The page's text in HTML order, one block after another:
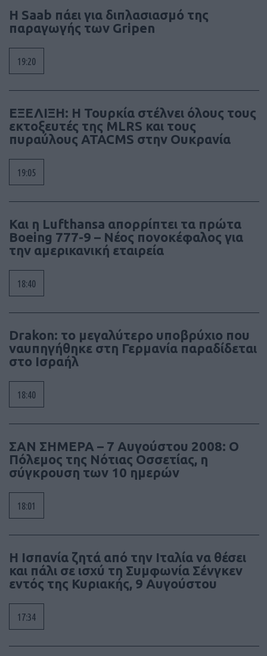
H Saab πάει για διπλασιασμό της
παραγωγής των Gripen
19:20
ΕΞΕΛΙΞΗ: H Τουρκία στέλνει όλους τους
εκτοξευτές της MLRS και τους
πυραύλους ATACMS στην Ουκρανία
19:05
Και η Lufthansa απορρίπτει τα πρώτα
Boeing 777-9 – Νέος πονοκέφαλος για
την αμερικανική εταιρεία
18:40
Drakon: το μεγαλύτερο υποβρύχιο που
ναυπηγήθηκε στη Γερμανία παραδίδεται
στο Ισραήλ
18:40
ΣΑΝ ΣΗΜΕΡΑ – 7 Αυγούστου 2008: Ο
Πόλεμος της Νότιας Οσσετίας, η
σύγκρουση των 10 ημερών
18:01
Η Ισπανία ζητά από την Ιταλία να θέσει
και πάλι σε ισχύ τη Συμφωνία Σένγκεν
εντός της Κυριακής, 9 Αυγούστου
17:34